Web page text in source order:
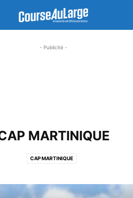
- Publicité -
MARTINIQUE
CAP MARTINIQUE